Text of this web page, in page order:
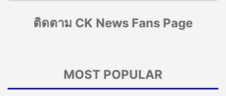
ติดตาม CK News Fans Page
MOST POPULAR